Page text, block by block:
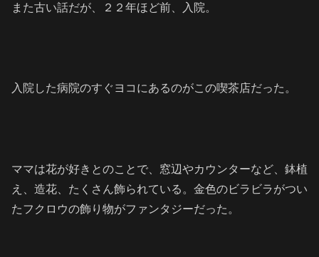
また古い話だが、２２年ほど前、入院。
入院した病院のすぐヨコにあるのがこの喫茶店だった。
ママは花が好きとのことで、窓辺やカウンターなど、鉢植
え、造花、たくさん飾られている。金色のビラビラがつい
たフクロウの飾り物がファンタジーだった。